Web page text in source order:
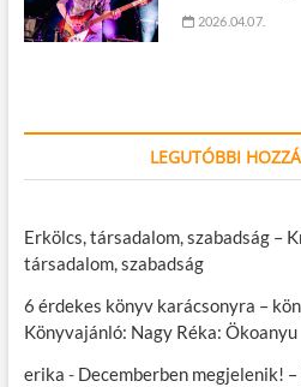
2026.04.07.
LEGUTÓBBI
Erkölcs, társadalom, szabadság –
társadalom, szabadság
6 érdekes könyv karácsonyra –
Könyvajánló: Nagy Réka: Ökoanyu
erika - Decemberben megjelenik!